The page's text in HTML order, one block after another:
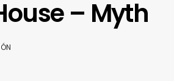
– Myth